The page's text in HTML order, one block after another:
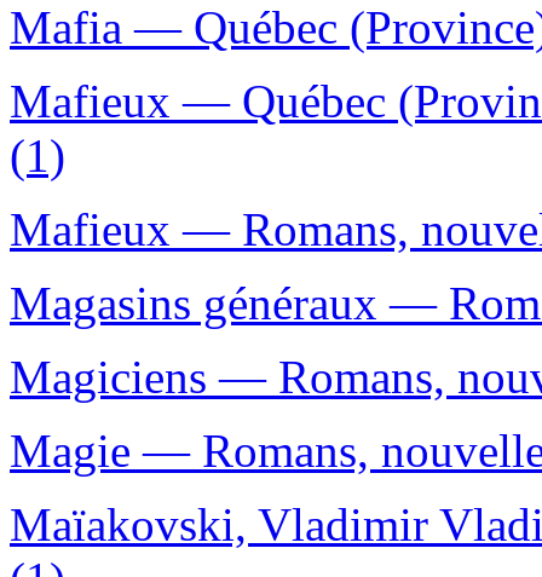
Mafia — Québec
Mafieux — Québec
(1)
Mafieux — Romans,
Magasins généraux —
Magiciens — Romans,
Magie — Romans,
Maïakovski, Vladimir